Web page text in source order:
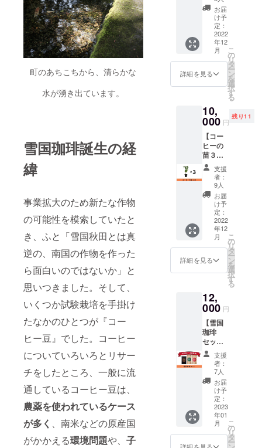
町のあちこちから、清らかな
水が湧き出ています。
雪国珈琲誕生の経
緯
事業拡大のため新たな作物
の可能性を模索していたと
き、ふと「雪国秋田とは真
逆の、南国の作物を作った
ら面白いのではないか」と
思いつきました。そして、
いくつか試験栽培を手掛け
たなかのひとつが『コー
ヒー豆』でした。コーヒー
についていろいろとリサー
チをしたところ、一般に流
通しているコーヒー豆は、
農薬を使われているケース
が多く 、南米などの原産国
がかかえる環境問題や、 子
日 産
地：秋
田県美
郷町 添
加物等
は使用
してお
りませ
等の食
品表示
はお届
け商品
のラベ
ルに表
記され
ます。
商品開
封前に
は必ず
お届け
のリ
ターン
に貼付
ラベル
や注意
くださ
い。
60 重
量：3ｋ
謝の気
持ちを
込めた
お礼の
メッ
セージ
をお送
りいた
しま
す。
バック
サイ
ズ：Ｗ
36×Ｈ
37×Ｄ
11 内容
量 10
リッ
ター
お届
け予
定：
2022
年12
月
詳細を見る
こ
の
リ
タ
ー
ン
を
選
択
す
る
10,
000 円
残り11
【コー
ヒーの
苗３
本】 高
さ30cm
以上に
成長し
た、耐
寒性に
優れた
雪国珈
琲の大
苗で
す。植
え付け
から2年
収穫が
出来ま
す。 サ
イズ：
30cm×
30cm×
60cm
重量：
10ｋｇ
支援
者：
9人
お届
け予
定：
2022
年12
月
詳細を見る
こ
の
リ
タ
ー
ン
を
選
択
す
る
12,
000 円
【雪国
珈琲
セッ
ト】 焙
煎した
コー
ヒー豆
と、カ
スカラ
ティー
とリー
ティー
が一緒
支援
者：
7人
お届
け予
定：
2023
年01
月
こ
の
リ
タ
ー